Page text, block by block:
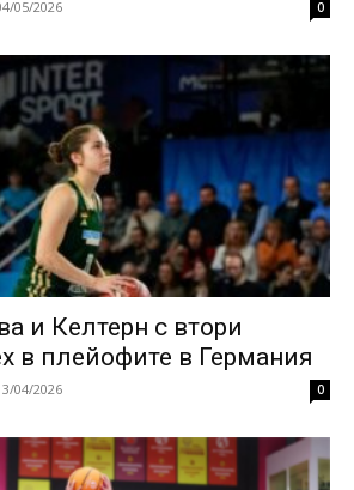
05/2026 0
и Келтерн с втори
в плейофите в Германия
04/2026 0